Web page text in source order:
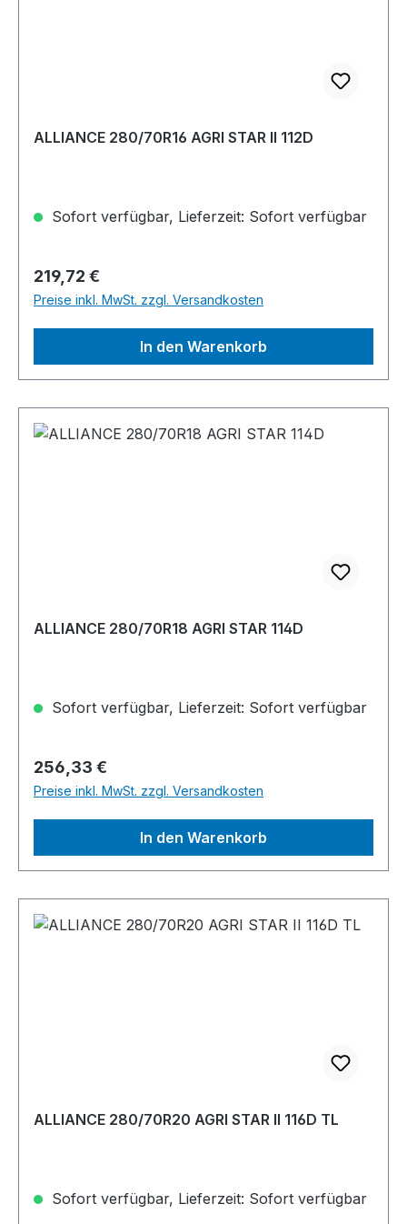
ALLIANCE 280/70R16 AGRI STAR II 112D
Sofort verfügbar, Lieferzeit: Sofort verfügbar
Regulärer Preis:
219,72 €
Preise inkl. MwSt. zzgl. Versandkosten
In den Warenkorb
ALLIANCE 280/70R18 AGRI STAR 114D
Sofort verfügbar, Lieferzeit: Sofort verfügbar
Regulärer Preis:
256,33 €
Preise inkl. MwSt. zzgl. Versandkosten
In den Warenkorb
ALLIANCE 280/70R20 AGRI STAR II 116D TL
Sofort verfügbar, Lieferzeit: Sofort verfügbar